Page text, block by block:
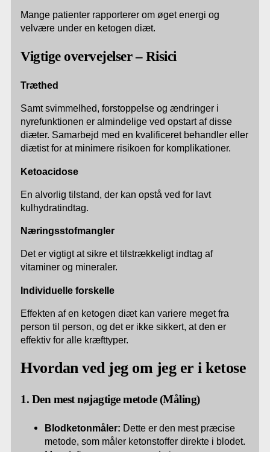
Mange patienter rapporterer om øget energi og
velvære under en ketogen diæt.
Vigtige overvejelser –Risici
Træthed
Samt svimmelhed, forstoppelse og ændringer i
nyrefunktionen er almindelige ved opstart af disse
diæter. Samarbejd med en kvalificeret behandler eller
diætist for at minimere risikoen for komplikationer.
Ketoacidose
En alvorlig tilstand, der kan opstå ved for lavt
kulhydratindtag.
Næringsstofmangler
Det er vigtigt at sikre et tilstrækkeligt indtag af
vitaminer og mineraler.
Individuelle forskelle
Effekten af en ketogen diæt kan variere meget fra
person til person, og det er ikke sikkert, at den er
effektiv for alle kræfttyper.
Hvordan ved jeg om jeg er i ketose
1. Den mest nøjagtige metode (Måling)
Blodketonmåler: Dette er den mest præcise
metode, som måler ketonstoffer direkte i blodet.